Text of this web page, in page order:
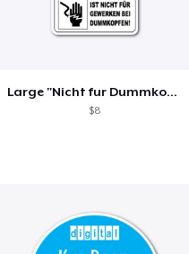
Large "Nicht fur Dummkopfen" Stickers
$8